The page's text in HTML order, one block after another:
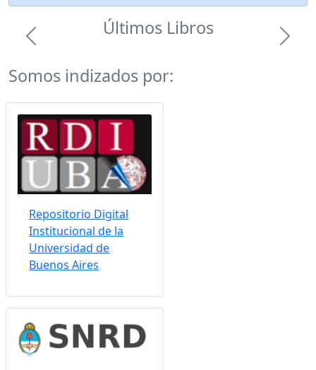
Últimos Libros
Previous Next
Somos indizados por:
Repositorio Digital
Institucional de la
Universidad de
Buenos Aires